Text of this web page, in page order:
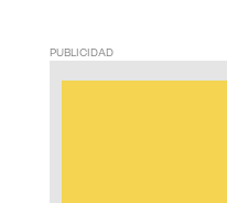
PUBLICIDAD